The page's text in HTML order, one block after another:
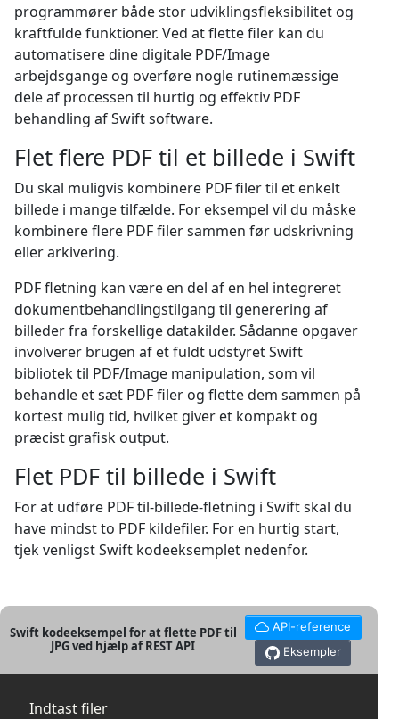
programmører både stor udviklingsfleksibilitet og
kraftfulde funktioner. Ved at flette filer kan du
automatisere dine digitale PDF/Image
arbejdsgange og overføre nogle rutinemæssige
dele af processen til hurtig og effektiv PDF
behandling af Swift software.
Flet flere PDF til et billede i Swift
Du skal muligvis kombinere PDF filer til et enkelt
billede i mange tilfælde. For eksempel vil du måske
kombinere flere PDF filer sammen før udskrivning
eller arkivering.
PDF fletning kan være en del af en hel integreret
dokumentbehandlingstilgang til generering af
billeder fra forskellige datakilder. Sådanne opgaver
involverer brugen af et fuldt udstyret Swift
bibliotek til PDF/Image manipulation, som vil
behandle et sæt PDF filer og flette dem sammen på
kortest mulig tid, hvilket giver et kompakt og
præcist grafisk output.
Flet PDF til billede i Swift
For at udføre PDF til-billede-fletning i Swift skal du
have mindst to PDF kildefiler. For en hurtig start,
tjek venligst Swift kodeeksemplet nedenfor.
Swift kodeeksempel for at flette PDF til
JPG ved hjælp af REST API
API-reference
Eksempler
Indtast filer